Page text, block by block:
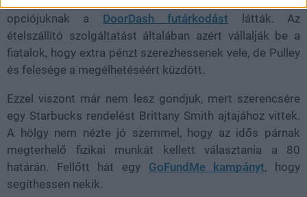
opciójuknak a DoorDash futárkodást látták. Az
ételszállító szolgáltatást általában azért vállalják be a
fiatalok, hogy extra pénzt szerezhessenek vele, de Pulley
és felesége a megélhetéséért küzdött.
Ezzel viszont már nem lesz gondjuk, mert szerencsére
egy Starbucks rendelést Brittany Smith ajtajához vittek.
A hölgy nem nézte jó szemmel, hogy az idős párnak
megterhelő fizikai munkát kellett választania a 80
határán. Fellőtt hát egy GoFundMe kampányt, hogy
segíthessen nekik.